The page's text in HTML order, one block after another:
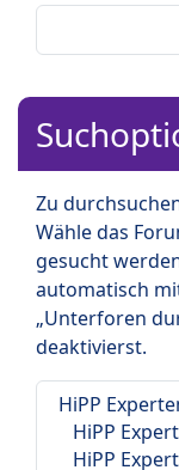
Zu
Wähle das
gesucht
automatisch
„Unterforen
deaktivierst.